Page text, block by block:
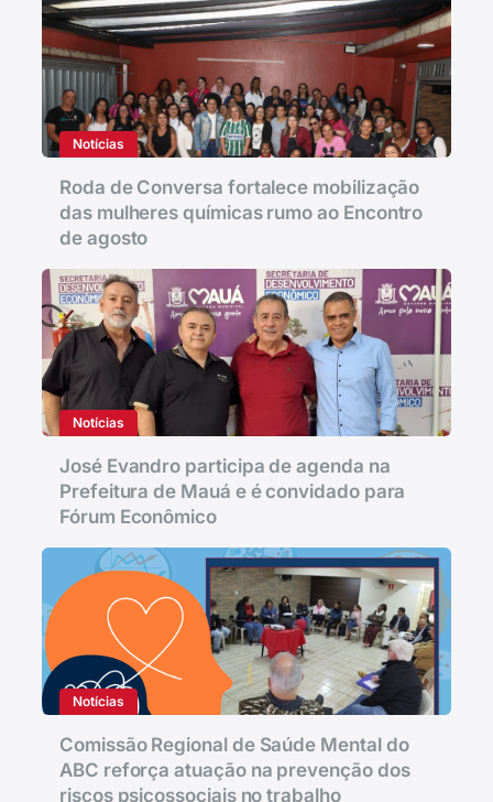
Notícias
Roda de Conversa fortalece mobilização
das mulheres químicas rumo ao Encontro
de agosto
Notícias
José Evandro participa de agenda na
Prefeitura de Mauá e é convidado para
Fórum Econômico
Notícias
Comissão Regional de Saúde Mental do
ABC reforça atuação na prevenção dos
riscos psicossociais no trabalho